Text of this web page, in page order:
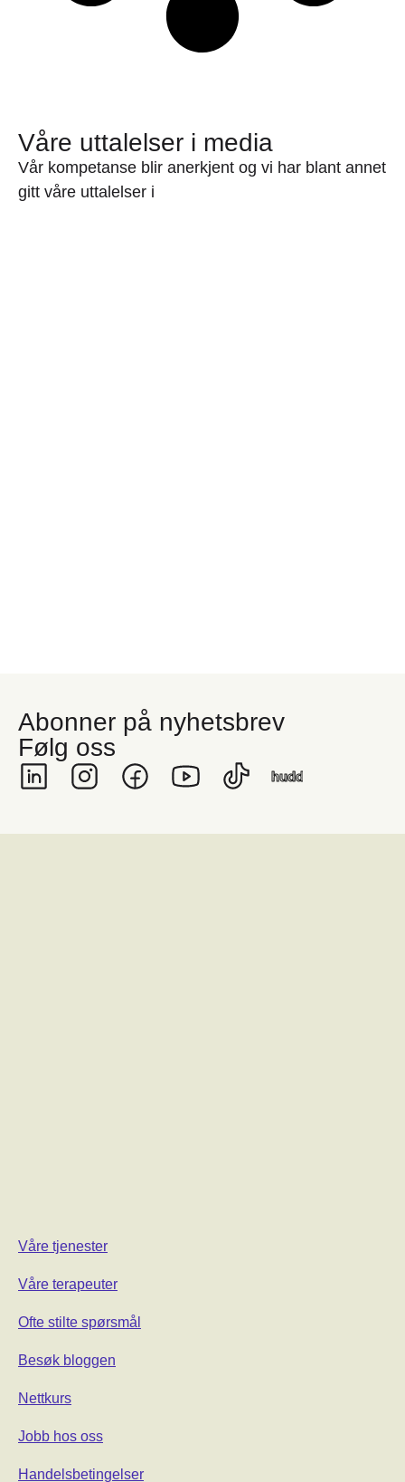
Våre uttalelser i media
Vår kompetanse blir anerkjent og vi har blant annet
gitt våre uttalelser i
Abonner på nyhetsbrev
Følg oss
hudd
Våre tjenester
Våre terapeuter
Ofte stilte spørsmål
Besøk bloggen
Nettkurs
Jobb hos oss
Handelsbetingelser